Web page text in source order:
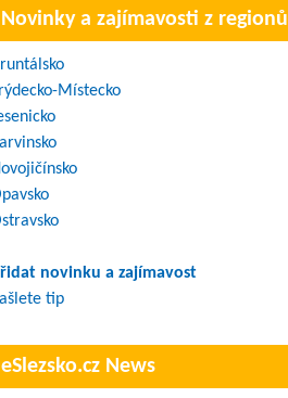
Novinky a zajímavosti z regionů
Místecko
novinku a zajímavost
tip
eSlezsko.cz News